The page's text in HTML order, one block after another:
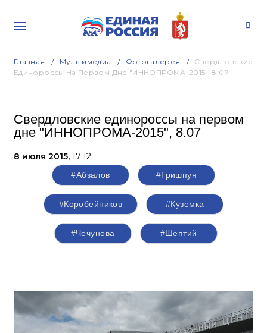
Главная Мультимедиа Фотогалерея
Свердловские
Единороссы На Первом Дне "ИННОПРОМА-2015", 8.07
Свердловские единороссы на первом
дне "ИННОПРОМА-2015", 8.07
8 июля 2015, 17:12
#Абзалов #Гришпун
#Коробейников #Куземка
#Чечунова #Шептий